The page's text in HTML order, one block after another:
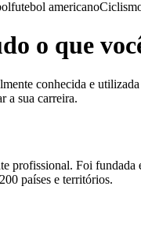
futebol americano
o que
conhecida e
a sua carreira.
profissional. Foi
países e territórios.